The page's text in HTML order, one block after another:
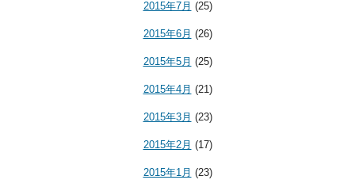
2015年7月 (25)
2015年6月 (26)
2015年5月 (25)
2015年4月 (21)
2015年3月 (23)
2015年2月 (17)
2015年1月 (23)